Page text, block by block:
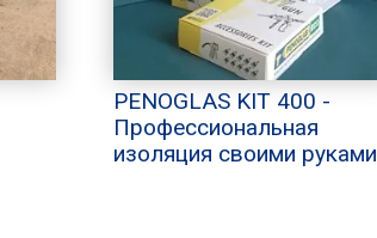
PENOGLAS KIT 400 -
Профессиональная
изоляция своими руками